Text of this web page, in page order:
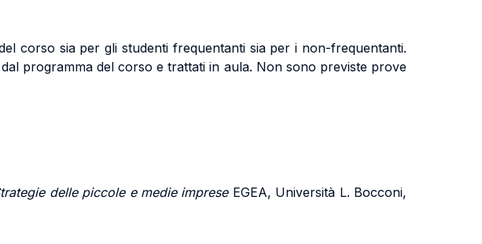
corso sia per gli studenti frequentanti sia per i non-frequentanti.
programma del corso e trattati in aula. Non sono previste prove
delle piccole e medie imprese EGEA, Università L. Bocconi,